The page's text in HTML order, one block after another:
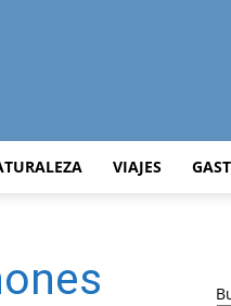
VIAJES